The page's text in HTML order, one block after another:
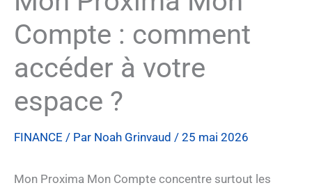
Compte : comment
accéder à votre
espace ?
FINANCE / Par Noah Grinvaud / 25 mai 2026
Mon Proxima Mon Compte concentre surtout les